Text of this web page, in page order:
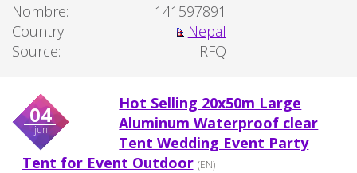
Nombre:
141597891
Country:
Nepal
Source:
RFQ
04
jun
Hot Selling 20x50m Large
Aluminum Waterproof clear
Tent Wedding Event Party
Tent for Event Outdoor (EN)